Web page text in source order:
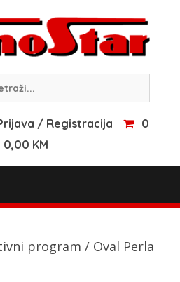
/ Registracija
0
0,00 KM
program / Oval Perla